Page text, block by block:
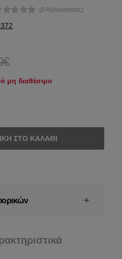
(0 Αξιολογήσεις)
μη διαθέσιμο
ΣΤΟ ΚΑΛΆΘΙ